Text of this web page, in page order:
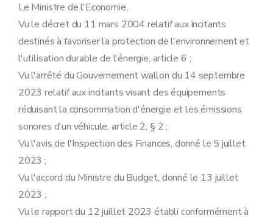
Le Ministre de l'Economie,
Vu le décret du 11 mars 2004 relatif aux incitants
destinés à favoriser la protection de l'environnement et
l'utilisation durable de l'énergie, article 6 ;
Vu l'arrêté du Gouvernement wallon du 14 septembre
2023 relatif aux incitants visant des équipements
réduisant la consommation d'énergie et les émissions
sonores d'un véhicule, article 2, § 2 ;
Vu l'avis de l'Inspection des Finances, donné le 5 juillet
2023 ;
Vu l'accord du Ministre du Budget, donné le 13 juillet
2023 ;
Vu le rapport du 12 juillet 2023 établi conformément à